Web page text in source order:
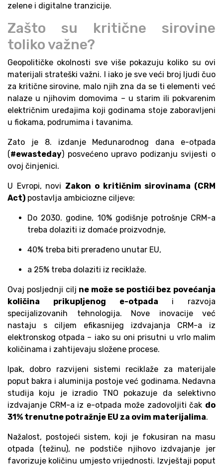
zelene i digitalne tranzicije.
Zašto su kritične sirovine
toliko važne?
Geopolitičke okolnosti sve više pokazuju koliko su ovi
materijali strateški važni. I iako je sve veći broj ljudi čuo
za kritične sirovine, malo njih zna da se ti elementi već
nalaze u njihovim domovima – u starim ili pokvarenim
električnim uređajima koji godinama stoje zaboravljeni
u fiokama, podrumima i tavanima.
Zato je 8. izdanje Međunarodnog dana e-otpada
(#ewasteday) posvećeno upravo podizanju svijesti o
ovoj činjenici.
U Evropi, novi Zakon o kritičnim sirovinama (CRM
Act) postavlja ambiciozne ciljeve:
Do 2030. godine, 10% godišnje potrošnje CRM-a
treba dolaziti iz domaće proizvodnje,
40% treba biti prerađeno unutar EU,
a 25% treba dolaziti iz reciklaže.
Ovaj posljednji cilj ne može se postići bez povećanja
količina prikupljenog e-otpada i razvoja
specijalizovanih tehnologija. Nove inovacije već
nastaju s ciljem efikasnijeg izdvajanja CRM-a iz
elektronskog otpada – iako su oni prisutni u vrlo malim
količinama i zahtijevaju složene procese.
Ipak, dobro razvijeni sistemi reciklaže za materijale
poput bakra i aluminija postoje već godinama. Nedavna
studija koju je izradio TNO pokazuje da selektivno
izdvajanje CRM-a iz e-otpada može zadovoljiti čak do
31% trenutne potražnje EU za ovim materijalima.
Nažalost, postojeći sistem, koji je fokusiran na masu
otpada (težinu), ne podstiče njihovo izdvajanje jer
favorizuje količinu umjesto vrijednosti. Izvještaji poput